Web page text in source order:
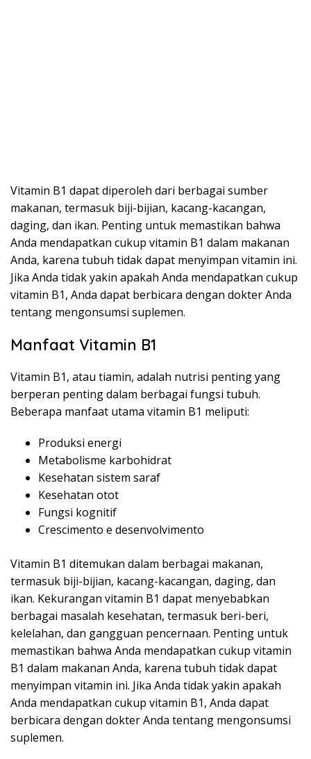
Vitamin B1 dapat diperoleh dari berbagai sumber
makanan, termasuk biji-bijian, kacang-kacangan,
daging, dan ikan. Penting untuk memastikan bahwa
Anda mendapatkan cukup vitamin B1 dalam makanan
Anda, karena tubuh tidak dapat menyimpan vitamin ini.
Jika Anda tidak yakin apakah Anda mendapatkan cukup
vitamin B1, Anda dapat berbicara dengan dokter Anda
tentang mengonsumsi suplemen.
Manfaat Vitamin B1
Vitamin B1, atau tiamin, adalah nutrisi penting yang
berperan penting dalam berbagai fungsi tubuh.
Beberapa manfaat utama vitamin B1 meliputi:
Produksi energi
Metabolisme karbohidrat
Kesehatan sistem saraf
Kesehatan otot
Fungsi kognitif
Crescimento e desenvolvimento
Vitamin B1 ditemukan dalam berbagai makanan,
termasuk biji-bijian, kacang-kacangan, daging, dan
ikan. Kekurangan vitamin B1 dapat menyebabkan
berbagai masalah kesehatan, termasuk beri-beri,
kelelahan, dan gangguan pencernaan. Penting untuk
memastikan bahwa Anda mendapatkan cukup vitamin
B1 dalam makanan Anda, karena tubuh tidak dapat
menyimpan vitamin ini. Jika Anda tidak yakin apakah
Anda mendapatkan cukup vitamin B1, Anda dapat
berbicara dengan dokter Anda tentang mengonsumsi
suplemen.